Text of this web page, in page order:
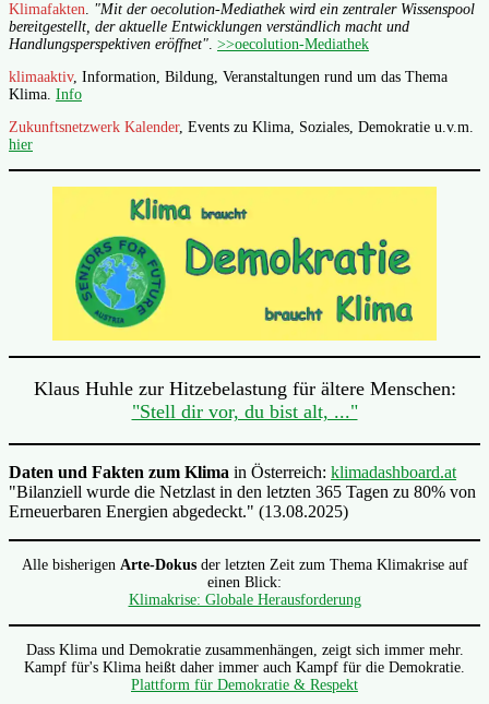
Klimafakten. "Mit der oecolution-Mediathek wird ein zentraler Wissenspool
bereitgestellt, der aktuelle Entwicklungen verständlich macht und
Handlungsperspektiven eröffnet". >>oecolution-Mediathek
klimaaktiv, Information, Bildung, Veranstaltungen rund um das Thema
Klima. Info
Zukunftsnetzwerk Kalender, Events zu Klima, Soziales, Demokratie u.v.m.
hier
Klaus Huhle zur Hitzebelastung für ältere Menschen:
"Stell dir vor, du bist alt, ..."
Daten und Fakten zum Klima in Österreich: klimadashboard.at
"Bilanziell wurde die Netzlast in den letzten 365 Tagen zu 80% von
Erneuerbaren Energien abgedeckt." (13.08.2025)
Alle bisherigen Arte-Dokusder letzten Zeit zum Thema Klimakrise auf
einen Blick:
Klimakrise: Globale Herausforderung
Dass Klima und Demokratie zusammenhängen, zeigt sich immer mehr.
Kampf für's Klima heißt daher immer auch Kampf für die Demokratie.
Plattform für Demokratie & Respekt